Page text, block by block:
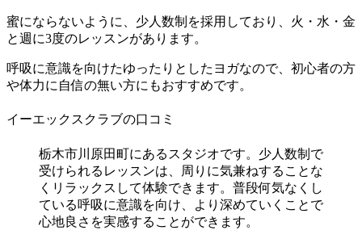
蜜にならないように、少人数制を採用しており、火・水・金
と週に3度のレッスンがあります。
呼吸に意識を向けたゆったりとしたヨガなので、初心者の方
や体力に自信の無い方にもおすすめです。
イーエックスクラブの口コミ
栃木市川原田町にあるスタジオです。少人数制で
受けられるレッスンは、周りに気兼ねすることな
くリラックスして体験できます。普段何気なくし
ている呼吸に意識を向け、より深めていくことで
心地良さを実感することができます。